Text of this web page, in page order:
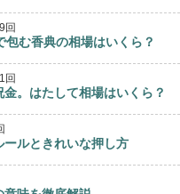
回
む香典の相場はいくら？
回
。はたして相場はいくら？
ルときれいな押し方